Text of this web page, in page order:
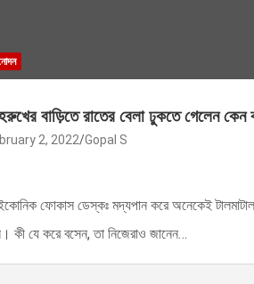
বাড়িতে রাতের বেলা ঢুকতে গেলেন কেন
2, 2022 Gopal S
ফোকাস ডেস্কঃ মদ্যপান করে অনেকেই
কী যে করে বসেন, তা নিজেরাও জানেন…